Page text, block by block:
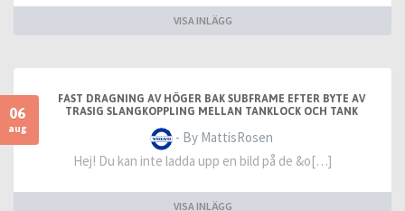
VISA INLÄGG
06
aug
FAST DRAGNING AV HÖGER BAK SUBFRAME EFTER BYTE AV
TRASIG SLANGKOPPLING MELLAN TANKLOCK OCH TANK
- By MattisRosen
Hej! Du kan inte ladda upp en bild på de &o[…]
VISA INLÄGG